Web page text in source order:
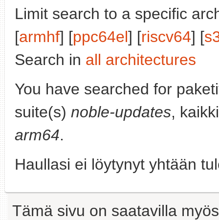
Limit search to a specific
[armhf] [ppc64el] [riscv64] [
Search in all architectures
You have searched for
suite(s) noble-updates,
arm64.
Haullasi ei löytynyt yhtään
Tämä sivu on saatavilla